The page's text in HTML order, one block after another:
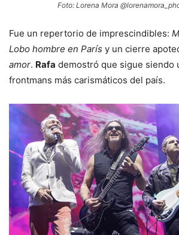
Foto: Lorena Mora
Fue un repertorio de imprescindibles:
Lobo hombre en París y un cierre
amor. Rafa demostró que sigue siendo
frontmans más carismáticos del país.